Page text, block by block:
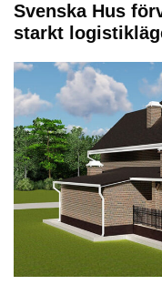
Svenska Hus
starkt